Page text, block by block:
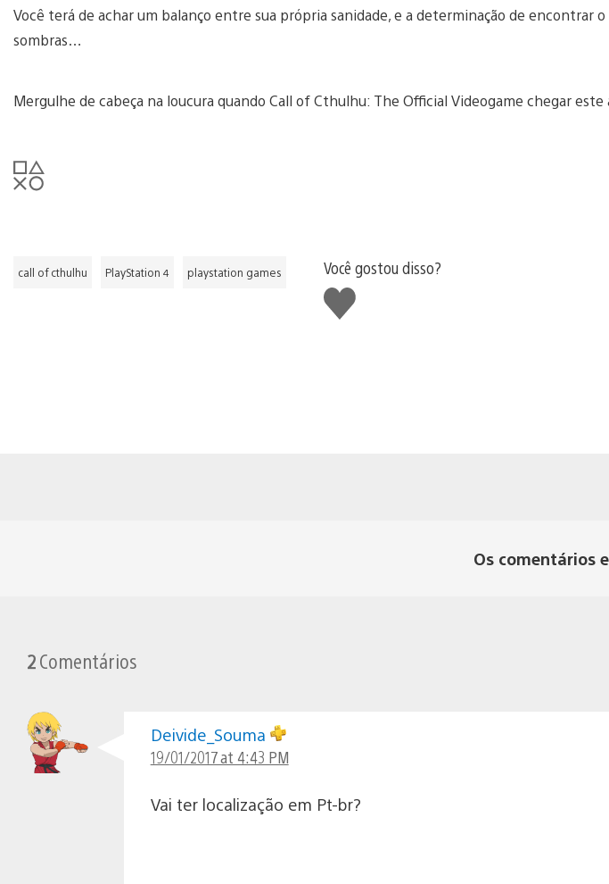
Você terá de achar um balanço entre sua própria sanidade, e a determinação de encontrar o
sombras…
Mergulhe de cabeça na loucura quando Call of Cthulhu: The Official Videogame chegar este
call of cthulhu PlayStation 4 playstation games
Você gostou disso?
Curtir
Os comentários
2Comentários
Deivide_Souma
19/01/2017 at 4:43 PM
Vai ter localização em Pt-br?